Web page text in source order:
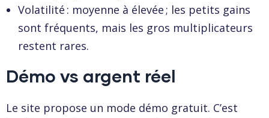
Volatilité : moyenne à élevée ; les petits gains
sont fréquents, mais les gros multiplicateurs
restent rares.
Démo vs argent réel
Le site propose un mode démo gratuit. C’est